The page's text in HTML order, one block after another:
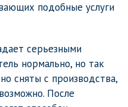
подобные услуги
серьезными
нормально, но так
сняты с производства,
После